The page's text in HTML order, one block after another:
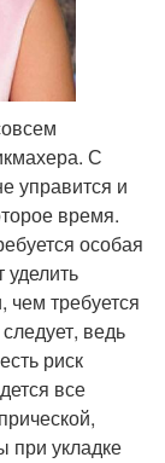
С
управится и
время.
особая
чем требуется
ведь
риск
все
при укладке